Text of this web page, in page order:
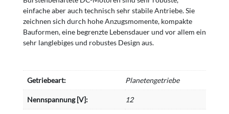
einfache aber auch technisch sehr stabile Antriebe. Sie
zeichnen sich durch hohe Anzugsmomente, kompakte
Bauformen, eine begrenzte Lebensdauer und vor allem ein
sehr langlebiges und robustes Design aus.
Getriebeart: Planetengetriebe
Nennspannung [V]: 12